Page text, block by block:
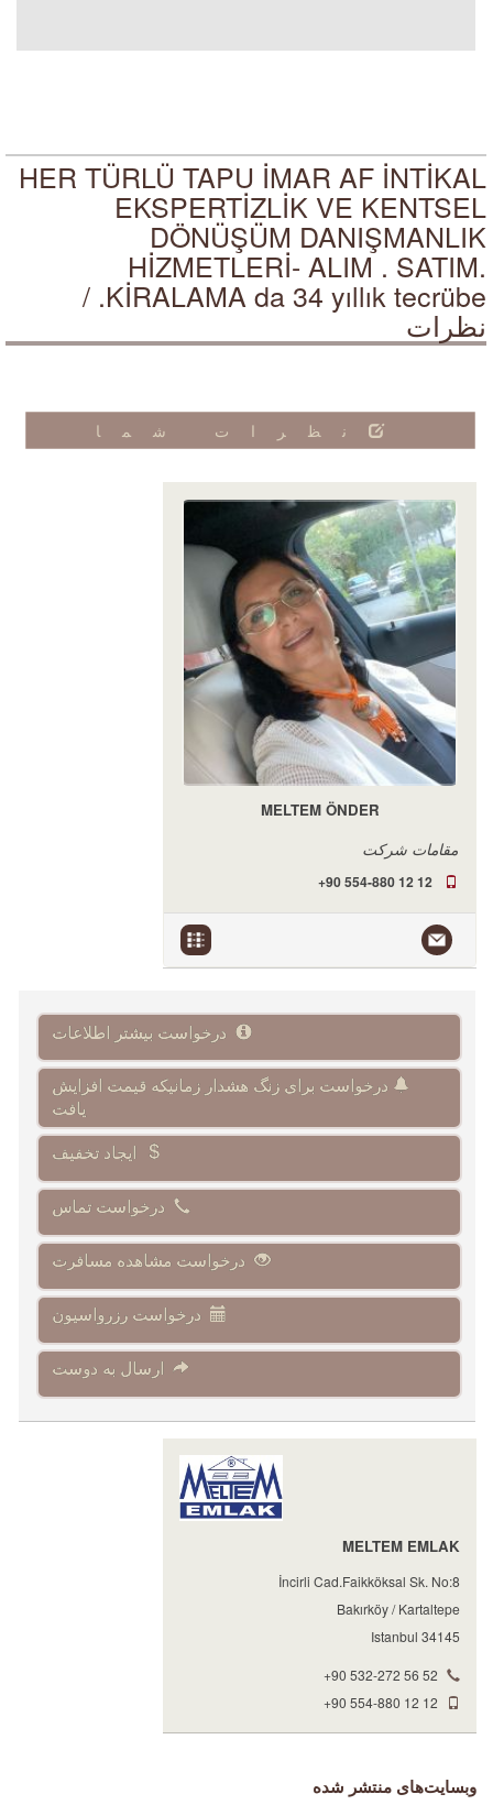
HER TÜRLÜ TAPU İMAR AF İNTİKAL
EKSPERTİZLİK VE KENTSEL
DÖNÜŞÜM DANIŞMANLIK
HİZMETLERİ- ALIM . SATIM.
KİRALAMA da 34 yıllık tecrübe. /
نظرات
نظرات شما
MELTEM ÖNDER
مقامات شرکت
+90 554-880 12 12
درخواست بیشتر اطلاعات
درخواست برای زنگ هشدار زمانیکه قیمت افزایش
یافت
ایجاد تخفیف
درخواست تماس
درخواست مشاهده مسافرت
درخواست رزرواسیون
ارسال به دوست
MELTEM EMLAK
İncirli Cad.Faikköksal Sk. No:8
Bakırköy / Kartaltepe
34145 Istanbul
+90 532-272 56 52
+90 554-880 12 12
وبسایت‌های منتشر شده